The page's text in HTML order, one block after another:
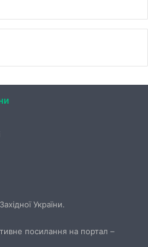
України.
посилання на портал –